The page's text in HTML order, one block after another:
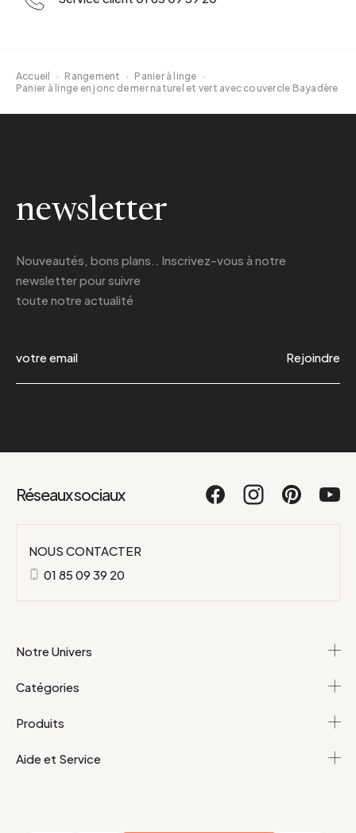
Accueil · Rangement · Panier à linge ·
Panier à linge en jonc de mer naturel et vert avec couvercle Bayadère
newsletter
Nouveautés, bons plans.. Inscrivez-vous à notre
newsletterpour suivre
toute notre actualité
Rejoindre
Réseaux sociaux
NOUS CONTACTER
01 85 09 39 20
Notre Univers
Catégories
Produits
Aide et Service